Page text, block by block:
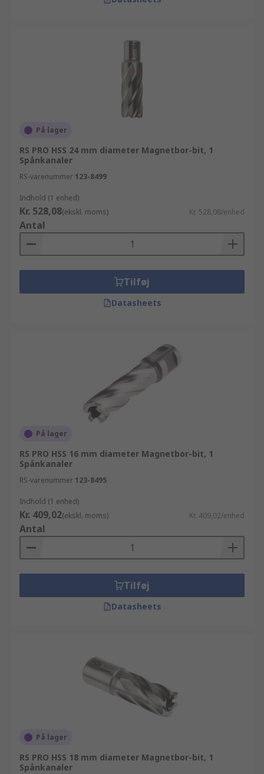
På lager
RS PRO HSS 24 mm diameter Magnetbor-bit, 1
Spånkanaler
RS-varenummer 123-8499
Indhold (1 enhed)
Kr. 528,08(ekskl. moms) Kr. 528,08/enhed
Antal
Tilføj
Datasheets
På lager
RS PRO HSS 16 mm diameter Magnetbor-bit, 1
Spånkanaler
RS-varenummer 123-8495
Indhold (1 enhed)
Kr. 409,02(ekskl. moms) Kr. 409,02/enhed
Antal
Tilføj
Datasheets
På lager
RS PRO HSS 18 mm diameter Magnetbor-bit, 1
Spånkanaler